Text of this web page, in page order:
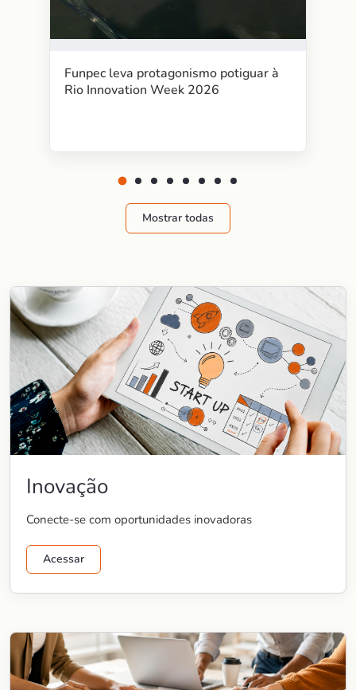
Funpec leva protagonismo potiguar à
Rio Innovation Week 2026
Mostrar todas
Inovação
Conecte-se com oportunidades inovadoras
Acessar